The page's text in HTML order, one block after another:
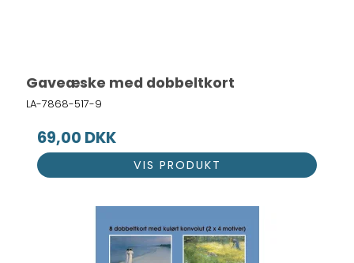
Gaveæske med dobbeltkort
LA-7868-517-9
69,00 DKK
VIS PRODUKT